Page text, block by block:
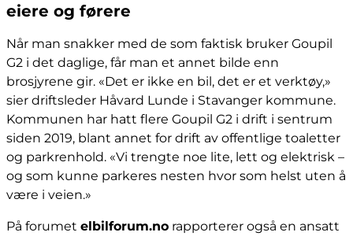
eiere og førere
Når man snakker med de som faktisk bruker Goupil
G2 i det daglige, får man et annet bilde enn
brosjyrene gir. «Det er ikke en bil, det er et verktøy,»
sier driftsleder Håvard Lunde i Stavanger kommune.
Kommunen har hatt flere Goupil G2 i drift i sentrum
siden 2019, blant annet for drift av offentlige toaletter
og parkrenhold. «Vi trengte noe lite, lett og elektrisk –
og som kunne parkeres nesten hvor som helst uten å
være i veien.»
På forumet elbilforum.no rapporterer også en ansatt